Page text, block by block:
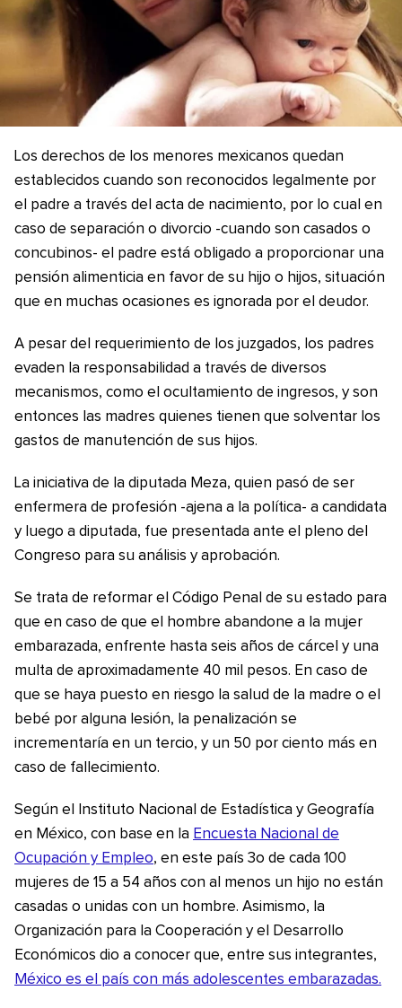
Los derechos de los menores mexicanos quedan
establecidos cuando son reconocidos legalmente por
el padre a través del acta de nacimiento, por lo cual en
caso de separación o divorcio -cuando son casados o
concubinos- el padre está obligado a proporcionar una
pensión alimenticia en favor de su hijo o hijos, situación
que en muchas ocasiones es ignorada por el deudor.
A pesar del requerimiento de los juzgados, los padres
evaden la responsabilidad a través de diversos
mecanismos, como el ocultamiento de ingresos, y son
entonces las madres quienes tienen que solventar los
gastos de manutención de sus hijos.
La iniciativa de la diputada Meza, quien pasó de ser
enfermera de profesión -ajena a la política- a candidata
y luego a diputada, fue presentada ante el pleno del
Congreso para su análisis y aprobación.
Se trata de reformar el Código Penal de su estado para
que en caso de que el hombre abandone a la mujer
embarazada, enfrente hasta seis años de cárcel y una
multa de aproximadamente 40 mil pesos. En caso de
que se haya puesto en riesgo la salud de la madre o el
bebé por alguna lesión, la penalización se
incrementaría en un tercio, y un 50 por ciento más en
caso de fallecimiento.
Según el Instituto Nacional de Estadística y Geografía
en México, con base en la Encuesta Nacional de
Ocupación y Empleo, en este país 3o de cada 100
mujeres de 15 a 54 años con al menos un hijo no están
casadas o unidas con un hombre. Asimismo, la
Organización para la Cooperación y el Desarrollo
Económicos dio a conocer que, entre sus integrantes,
México es el país con más adolescentes embarazadas.